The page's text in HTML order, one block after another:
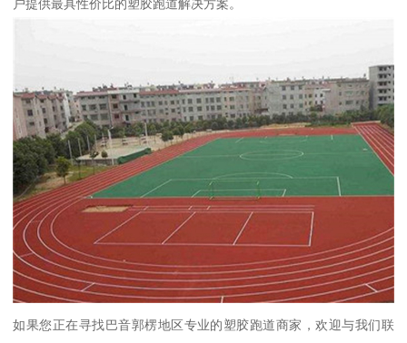
户提供最具性价比的塑胶跑道解决方案。
如果您正在寻找巴音郭楞地区专业的塑胶跑道商家，欢迎与我们联